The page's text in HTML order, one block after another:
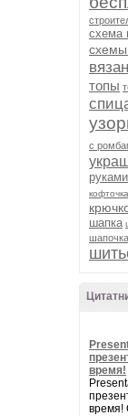
схема
схемы
топы
с
руками
кофточка
шапка
время!
время!